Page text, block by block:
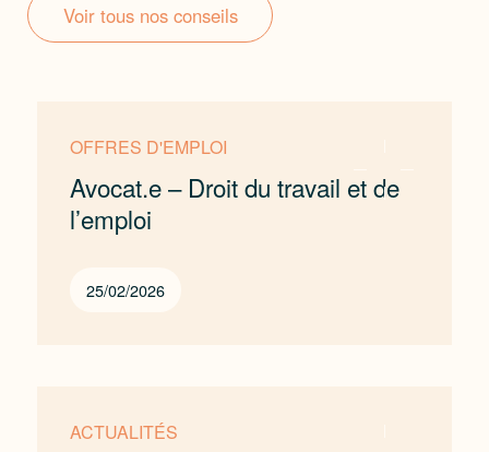
Voir tous nos conseils
OFFRES D'EMPLOI
Avocat.e – Droit du travail et de
l’emploi
25/02/2026
ACTUALITÉS